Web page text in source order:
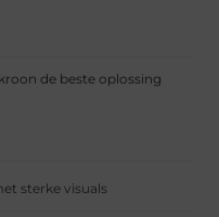
de beste oplossing
sterke visuals